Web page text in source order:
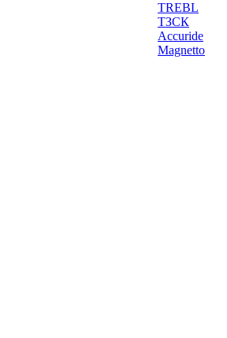
TREBL
ТЗСК
Accuride
Magnetto